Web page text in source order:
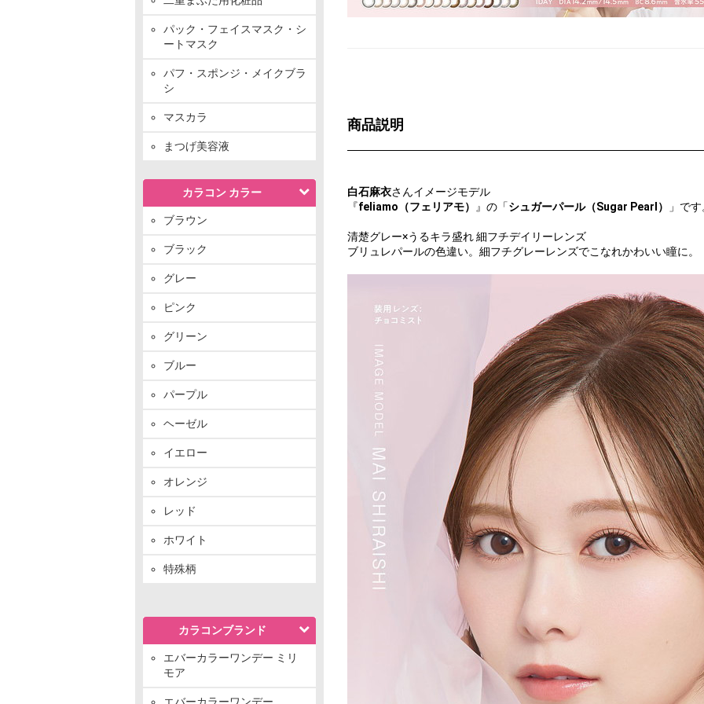
パック・フェイスマスク・シ
ートマスク
パフ・スポンジ・メイクブラ
シ
マスカラ
まつげ美容液
カラコン カラー
ブラウン
ブラック
グレー
ピンク
グリーン
ブルー
パープル
ヘーゼル
イエロー
オレンジ
レッド
ホワイト
特殊柄
カラコンブランド
エバーカラーワンデー ミリ
モア
エバーカラーワンデー
商品説明
白石麻衣さんイメージモデル
『feliamo（フェリアモ） 』の「シュガーパール（Sugar Pearl） 」で
清楚グレー×うるキラ盛れ 細フチデイリーレンズ
ブリュレパールの色違い。細フチグレーレンズでこなれかわいい瞳に。